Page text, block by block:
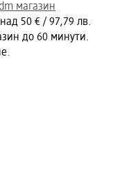
магазин
50 € / 97,79 лв.
до 60 минути.